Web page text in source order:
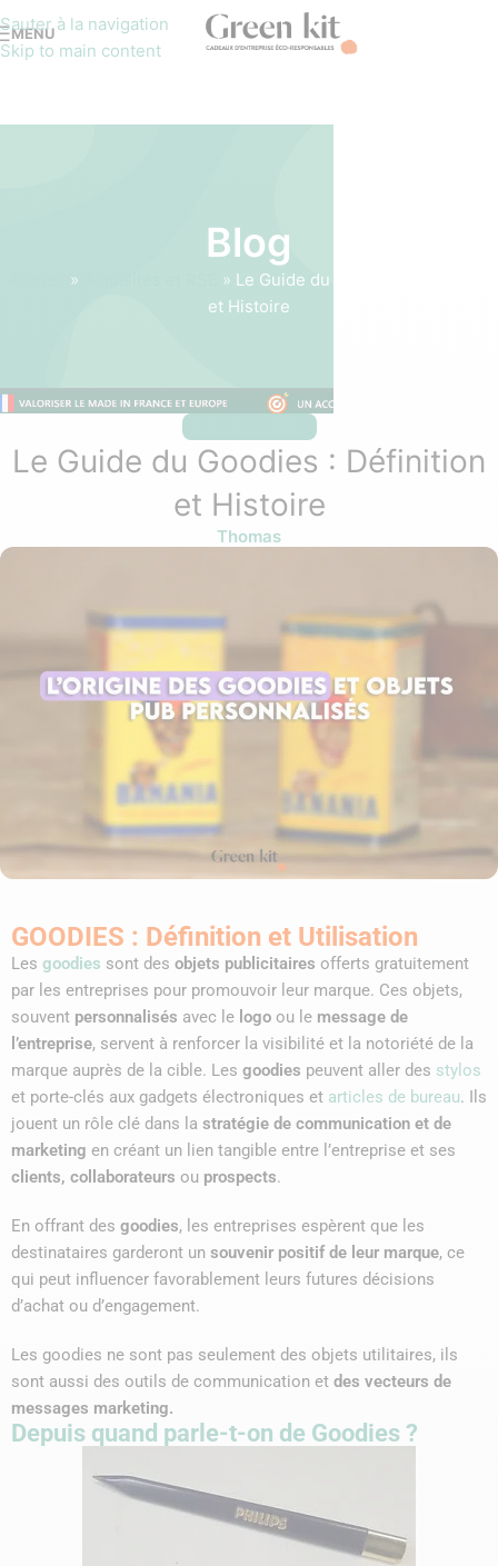
Sauter à la navigation
Skip to main content
MENU
Blog
» » Le Guide du Goodies : Définition
et Histoire
Le Guide du Goodies : Définition
et Histoire
Thomas
GOODIES : Définition et Utilisation
Les goodies sont des objets publicitaires offerts gratuitement
par les entreprises pour promouvoir leur marque. Ces objets,
souvent personnalisés avec le logo ou le message de
l’entreprise, servent à renforcer la visibilité et la notoriété de la
marque auprès de la cible. Les goodies peuvent aller des stylos
et porte-clés aux gadgets électroniques et articles de bureau. Ils
jouent un rôle clé dans la stratégie de communication et de
marketing en créant un lien tangible entre l’entreprise et ses
clients, collaborateurs ou prospects.
En offrant des goodies, les entreprises espèrent que les
destinataires garderont un souvenir positif de leur marque, ce
qui peut influencer favorablement leurs futures décisions
d’achat ou d’engagement.
Les goodies ne sont pas seulement des objets utilitaires, ils
sont aussi des outils de communication et des vecteurs de
messages marketing.
Depuis quand parle-t-on de Goodies ?